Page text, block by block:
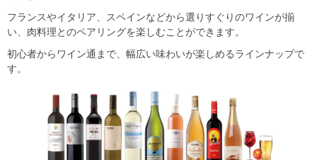
フランスやイタリア、スペインなどから選りすぐりのワインが揃
い、肉料理とのペアリングを楽しむことができます。
初心者からワイン通まで、幅広い味わいが楽しめるラインナップで
す。